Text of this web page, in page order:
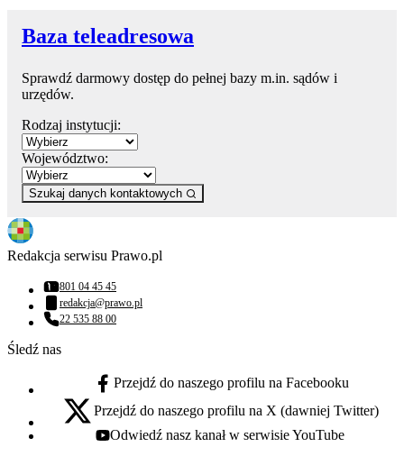
Baza teleadresowa
Sprawdź darmowy dostęp do pełnej bazy m.in. sądów i
urzędów.
Rodzaj instytucji:
Województwo:
Szukaj danych kontaktowych
Redakcja serwisu Prawo.pl
Numer telefonu:
801 04 45 45
Adres email:
redakcja@prawo.pl
Numer telefonu:
22 535 88 00
Śledź nas
facebook - otwiera się w nowej karcie
Przejdź do naszego profilu na Facebooku
x - otwiera się w nowej karcie
Przejdź do naszego profilu na X (dawniej Twitter)
youtube - otwiera się w nowej karcie
Odwiedź nasz kanał w serwisie YouTube